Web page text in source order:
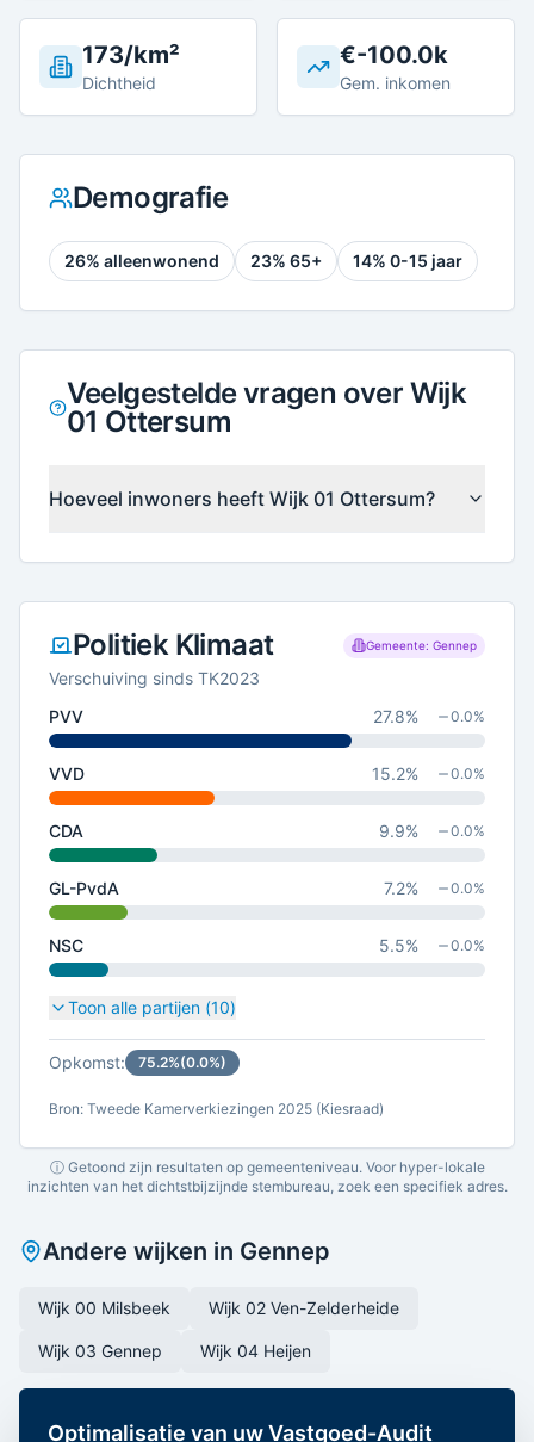
173/km²
Dichtheid
€-100.0k
Gem. inkomen
Demografie
26% alleenwonend 23% 65+ 14% 0-15 jaar
Veelgestelde vragen over Wijk
01 Ottersum
Hoeveel inwoners heeft Wijk 01 Ottersum?
Politiek Klimaat Gemeente: Gennep
Verschuiving sinds TK2023
PVV
27.8% 0.0%
VVD 15.2% 0.0%
CDA 9.9% 0.0%
GL-PvdA 7.2% 0.0%
NSC 5.5% 0.0%
Toon alle partijen (10)
Opkomst: 75.2%(0.0%)
Bron: Tweede Kamerverkiezingen 2025 (Kiesraad)
ⓘ Getoond zijn resultaten op gemeenteniveau. Voor hyper-lokale
inzichten van het dichtstbijzijnde stembureau, zoek een specifiek adres.
Andere wijken in Gennep
Wijk 00 Milsbeek Wijk 02 Ven-Zelderheide
Wijk 03 Gennep Wijk 04 Heijen
Optimalisatie van uw Vastgoed-Audit